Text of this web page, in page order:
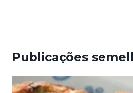
Publicações